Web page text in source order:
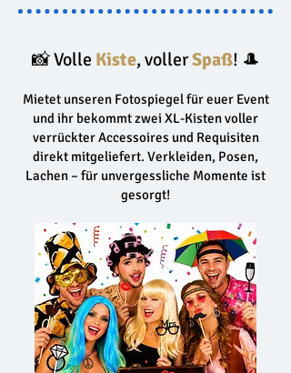
📸 Volle Kiste, vollerSpaß! 🎩
Mietet unseren Fotospiegel für euer Event
und ihr bekommt zwei XL-Kisten voller
verrückter Accessoires und Requisiten
direkt mitgeliefert. Verkleiden, Posen,
Lachen – für unvergessliche Momente ist
gesorgt!